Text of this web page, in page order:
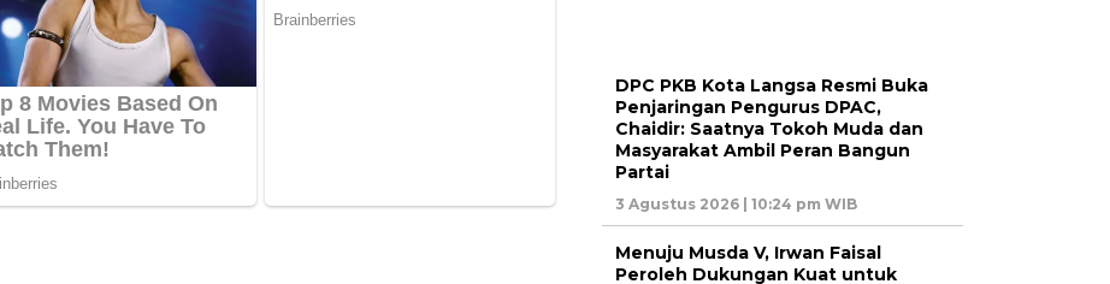
DPC PKB Kota Langsa Resmi Buka
Penjaringan Pengurus DPAC,
Chaidir: Saatnya Tokoh Muda dan
Masyarakat Ambil Peran Bangun
Partai
3 Agustus 2026 | 10:24 pm WIB
Menuju Musda V, Irwan Faisal
Peroleh Dukungan Kuat untuk